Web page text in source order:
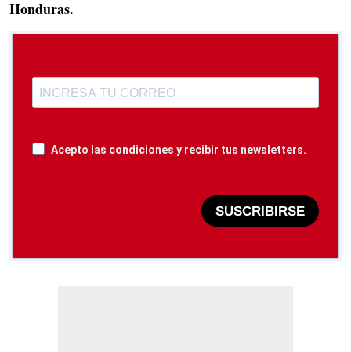
Honduras.
Acepto las condiciones y recibir tus newsletters.
SUSCRIBIRSE